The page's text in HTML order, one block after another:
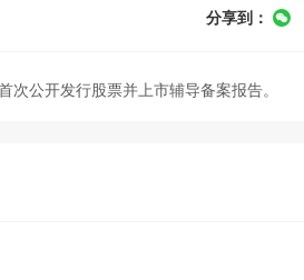
分享到：
公开发行股票并上市辅导备案报告。